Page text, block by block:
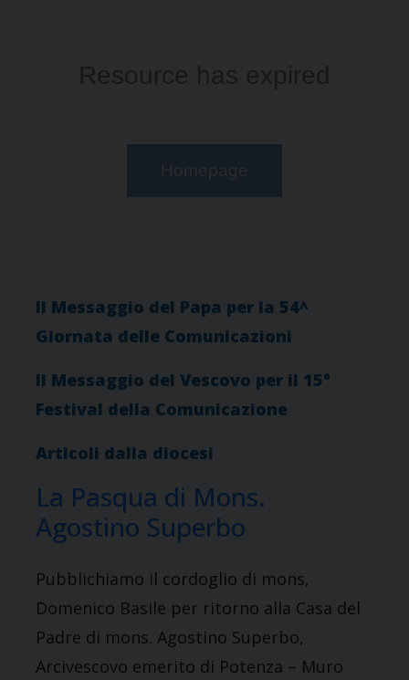
Il Messaggio del Papa per la 54^
Giornata delle Comunicazioni
Il Messaggio del Vescovo per il 15°
Festival della Comunicazione
Articoli dalla diocesi
La Pasqua di Mons.
Agostino Superbo
Pubblichiamo il cordoglio di mons,
Domenico Basile per ritorno alla Casa del
Padre di mons. Agostino Superbo,
Arcivescovo emerito di Potenza – Muro